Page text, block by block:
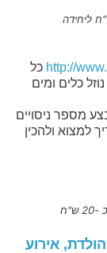
http:// כל
כלים ומים
מספר ניסויים
למצוא ולהכין
הולדת, אירוע